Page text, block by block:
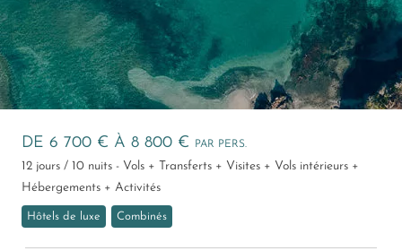
DE 6 700 € À 8 800 € PAR PERS.
12 jours / 10 nuits - Vols + Transferts + Visites + Vols intérieurs +
Hébergements + Activités
Hôtels de luxe Combinés